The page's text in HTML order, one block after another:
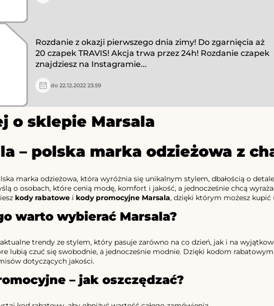
Rozdanie z okazji pierwszego dnia zimy! Do zgarnięcia aż
20 czapek TRAVIS! Akcja trwa przez 24h! Rozdanie czapek
znajdziesz na Instagramie...
do 22.12.2022 23:59
o sklepie Marsala
– polska marka odzieżowa z
marka odzieżowa, która wyróżnia się unikalnym stylem, dbałością o
o osobach, które cenią modę, komfort i jakość, a jednocześnie chcą
kody rabatowe i kody promocyjne Marsala, dzięki którym możesz
warto wybierać Marsala?
aktualne trendy ze stylem, który pasuje zarówno na co dzień, jak i na
lubią czuć się swobodnie, a jednocześnie modnie. Dzięki kodom
dotyczących jakości.
– jak oszczędzać?